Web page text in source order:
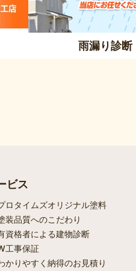
雨漏り診断
ビス
ロタイムズオリジナル塗料
装品質へのこだわり
資格者による建物診断
工事保証
かりやすく納得のお見積り